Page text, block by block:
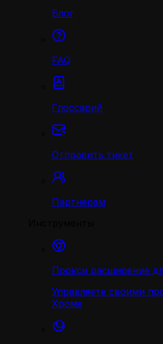
Блог
FAQ
Глоссарий
Отправить тикет
Партнёрам
Прокси расширение
Управляете своими
Хроме